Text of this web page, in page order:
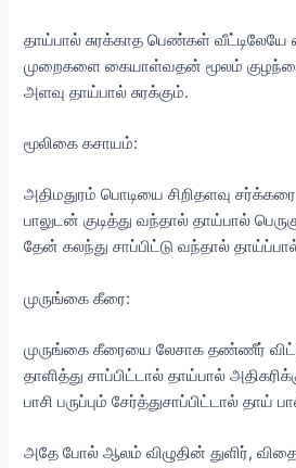
தாய்பால் சுரக்காத பெண்கள் வீட்டிலேயே
முறைகளை கையாள்வதன் மூலம்
அளவு தாய்பால் சுரக்கும்.
மூலிகை கசாயம்:
அதிமதுரம் பொடியை சிறிதளவு
பாலுடன் குடித்து வந்தால் தாய்பால்
தேன் கலந்து சாப்பிட்டு வந்தால்
முருங்கை கீரை:
முருங்கை கீரையை லேசாக தண்ணீர்
தாளித்து சாப்பிட்டால் தாய்பால்
பாசி பருப்பும் சேர்த்துசாப்பிட்டால் தாய்
அதே போல் ஆலம் விழுதின் துளிர்,